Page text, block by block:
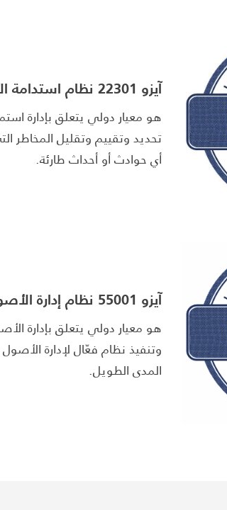
آيزو 22301 نظام استدامة الأعمال
هو معيار دولي يتعلق بإدارة
تحديد وتقييم وتقليل المخاطر
أي حوادث أو أحداث طارئة.
آيزو 55001 نظام إدارة الأصول
هو معيار دولي يتعلق بإدارة
وتنفيذ نظام فعّال لإدارة
المدى الطويل.